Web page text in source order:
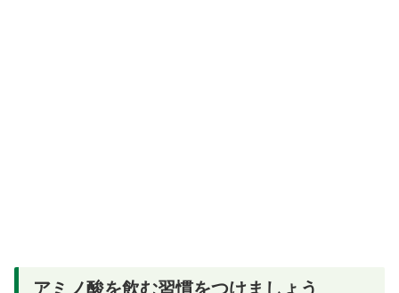
アミノ酸を飲む習慣をつけましょう